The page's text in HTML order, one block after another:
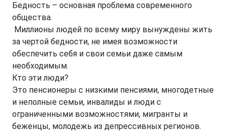
Бедность – основная проблема современного
общества.
Миллионы людей по всему миру вынуждены жить
за чертой бедности, не имея возможности
обеспечить себя и свои семьи даже самым
необходимым.
Кто эти люди?
Это пенсионеры с низкими пенсиями, многодетные
и неполные семьи, инвалиды и люди с
ограниченными возможностями, мигранты и
беженцы, молодежь из депрессивных регионов.